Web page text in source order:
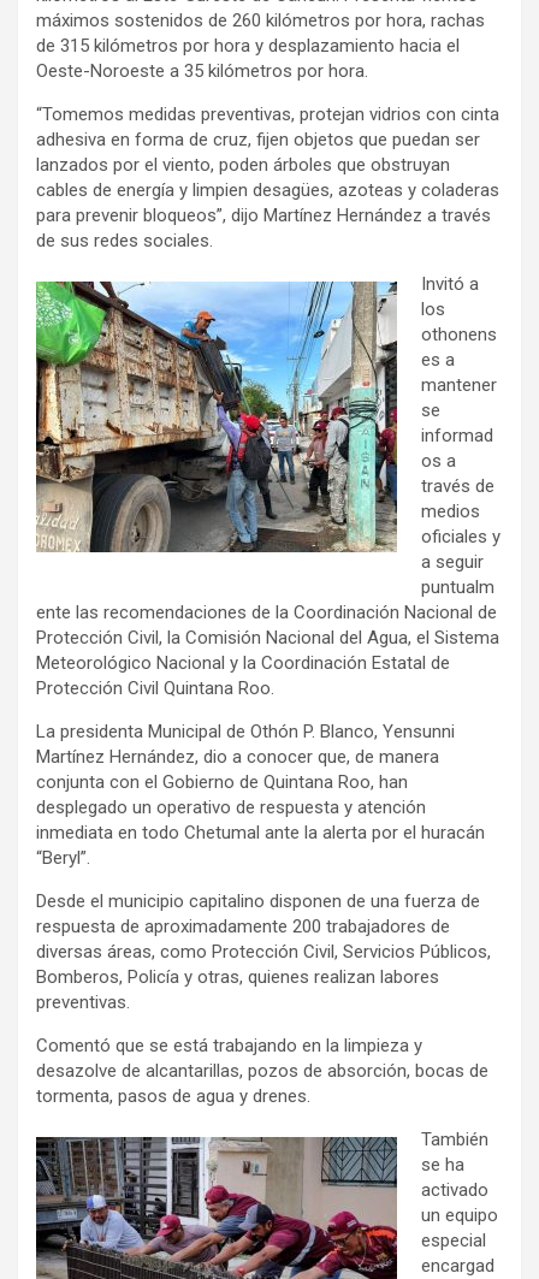
máximos sostenidos de 260 kilómetros por hora, rachas
de 315 kilómetros por hora y desplazamiento hacia el
Oeste-Noroeste a 35 kilómetros por hora.
“Tomemos medidas preventivas, protejan vidrios con cinta
adhesiva en forma de cruz, fijen objetos que puedan ser
lanzados por el viento, poden árboles que obstruyan
cables de energía y limpien desagües, azoteas y coladeras
para prevenir bloqueos”, dijo Martínez Hernández a través
de sus redes sociales.
Invitó a
los
othonens
es a
mantener
se
informad
os a
través de
medios
oficiales y
a seguir
puntualm
ente las recomendaciones de la Coordinación Nacional de
Protección Civil, la Comisión Nacional del Agua, el Sistema
Meteorológico Nacional y la Coordinación Estatal de
Protección Civil Quintana Roo.
La presidenta Municipal de Othón P. Blanco, Yensunni
Martínez Hernández, dio a conocer que, de manera
conjunta con el Gobierno de Quintana Roo, han
desplegado un operativo de respuesta y atención
inmediata en todo Chetumal ante la alerta por el huracán
“Beryl”.
Desde el municipio capitalino disponen de una fuerza de
respuesta de aproximadamente 200 trabajadores de
diversas áreas, como Protección Civil, Servicios Públicos,
Bomberos, Policía y otras, quienes realizan labores
preventivas.
Comentó que se está trabajando en la limpieza y
desazolve de alcantarillas, pozos de absorción, bocas de
tormenta, pasos de agua y drenes.
También
se ha
activado
un equipo
especial
encargad